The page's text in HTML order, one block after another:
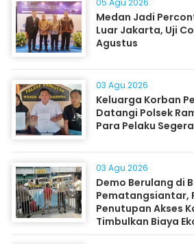
05 Agu 2026
Medan Jadi
Luar Jakarta, Uji
Agustus
03 Agu 2026
Keluarga Korban
Datangi Polsek
Para Pelaku
03 Agu 2026
Demo Berulang di
Pematangsiantar,
Penutupan Akses
Timbulkan Biaya
Masyarakat